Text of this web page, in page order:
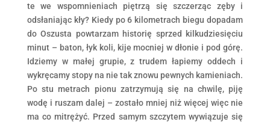
te we wspomnieniach piętrzą się szczerząc zęby i
odsłaniając kły? Kiedy po 6 kilometrach biegu dopadam
do Oszusta powtarzam historię sprzed kilkudziesięciu
minut – baton, łyk koli, kije mocniej w dłonie i pod górę.
Idziemy w małej grupie, z trudem łapiemy oddech i
wykręcamy stopy na nie tak znowu pewnych kamieniach.
Po stu metrach pionu zatrzymują się na chwilę, piję
wodę i ruszam dalej – zostało mniej niż więcej więc nie
ma co mitrężyć. Przed samym szczytem wywiązuje się